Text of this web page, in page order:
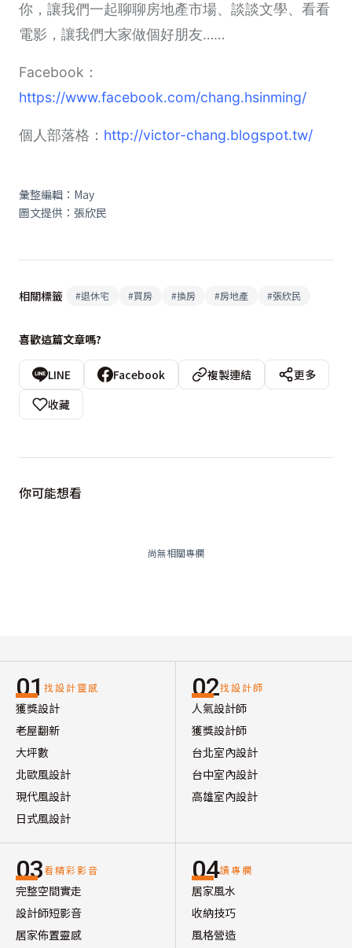
你，讓我們一起聊聊房地產市場、談談文學、看看
電影，讓我們大家做個好朋友……
Facebook：
https://www.facebook.com/chang.hsinming/
個人部落格： http://victor-chang.blogspot.tw/
彙整編輯：May
圖文提供：張欣民
相關標籤 #退休宅 #買房 #換房 #房地產 #張欣民
喜歡這篇文章嗎?
LINE Facebook 複製連結
更多
收藏
你可能想看
尚無相關專欄
01 找設計靈感
獲獎設計
老屋翻新
大坪數
北歐風設計
現代風設計
日式風設計
02找設計師
人氣設計師
獲獎設計師
台北室內設計
台中室內設計
高雄室內設計
03看精彩影音
完整空間實走
設計師短影音
居家佈置靈感
04讀專欄
居家風水
收納技巧
風格營造